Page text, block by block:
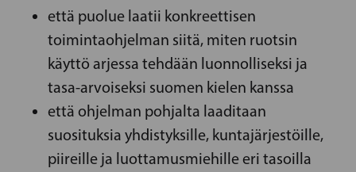
että puolue laatii konkreettisen
toimintaohjelman siitä, miten ruotsin
käyttö arjessa tehdään luonnolliseksi ja
tasa-arvoiseksi suomen kielen kanssa
että ohjelman pohjalta laaditaan
suosituksia yhdistyksille, kuntajärjestöille,
piireille ja luottamusmiehille eri tasoilla